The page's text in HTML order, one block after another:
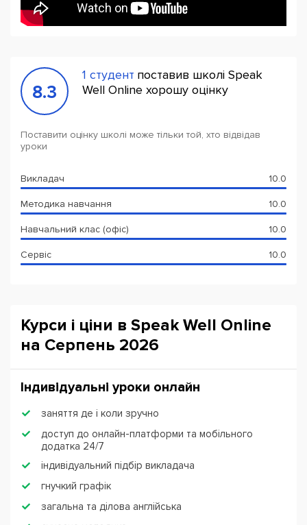
8.3
1 студент поставив школі Speak
Well Online хорошу оцінку
Поставити оцінку школі може тільки той, хто відвідав
уроки
Викладач 10.0
Методика навчання 10.0
Навчальний клас (офіс) 10.0
Сервіс 10.0
Курси і ціни в Speak Well Online
на Серпень 2026
Індивідуальні уроки онлайн
заняття де і коли зручно
доступ до онлайн-платформи та мобільного
додатка 24/7
індивідуальний підбір викладача
гнучкий графік
загальна та ділова англійська